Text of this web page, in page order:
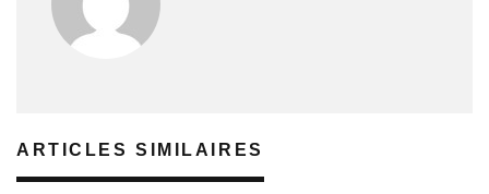
ARTICLES SIMILAIRES